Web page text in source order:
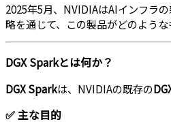
2025年5月、NVIDIAはAIインフラ
略を通じて、この製品がどのような
DGX Sparkとは何か？
DGX Sparkは、NVIDIAの既存の
✅ 主な目的